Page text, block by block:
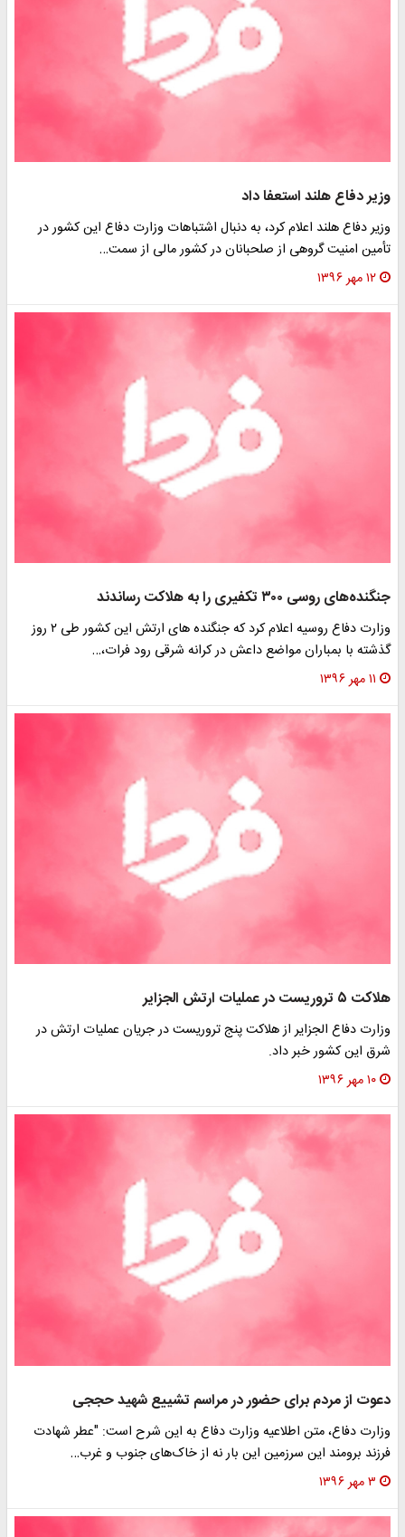
دفاع هلند استعفا داد
دفاع هلند اعلام کرد، به دنبال اشتباهات وزارت دفاع این کشور در
امنیت گروهی از صلحبانان در کشور مالی از سمت…
۱۲ مهر ۱۳۹۶
روسی ۳۰۰ تکفیری را به هلاکت رساندند
وزارت دفاع روسیه اعلام کرد که جنگنده های ارتش این کشور طی ۲ روز
با بمباران مواضع داعش در کرانه شرقی رود فرات،…
۱۱ مهر ۱۳۹۶
در عملیات ارتش الجزایر
دفاع الجزایر از هلاکت پنج تروریست در جریان عملیات ارتش در
این کشور خبر داد.
۱۰ مهر ۱۳۹۶
از مردم برای حضور در مراسم تشییع شهید حججی
دفاع، متن اطلاعیه وزارت دفاع به این شرح است: "عطر شهادت
برومند این سرزمین این بار نه از خاک‌های جنوب و غرب…
۳ مهر ۱۳۹۶